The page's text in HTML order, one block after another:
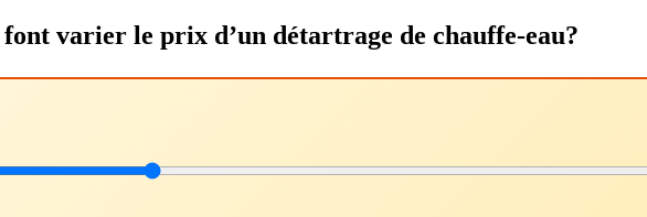
varier le prix d’un détartrage de chauffe-eau?